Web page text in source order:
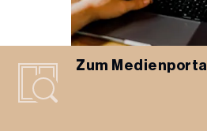
Zum Medienportal